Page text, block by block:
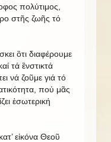
πολύτιμος,
στῆς ζωῆς τό
ὃτι διαφέρουμε
τά ἒνστικτά
νά ζοῦμε γιά τό
πού μᾶς
ἐσωτερική
εἰκόνα Θεοῦ